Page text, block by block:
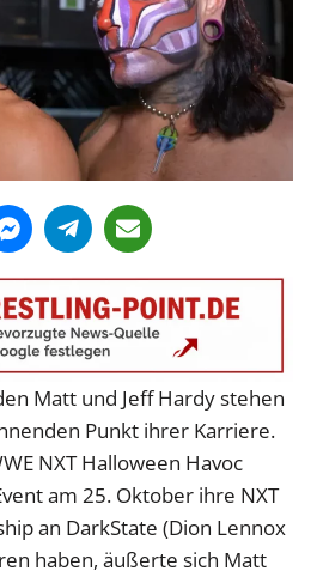
Matt und Jeff Hardy stehen
Punkt ihrer Karriere.
NXT Halloween Havoc
am 25. Oktober ihre NXT
an DarkState (Dion Lennox
haben, äußerte sich Matt